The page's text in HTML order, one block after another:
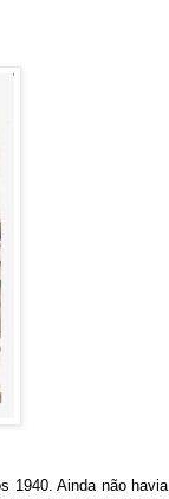
1940. Ainda não havia